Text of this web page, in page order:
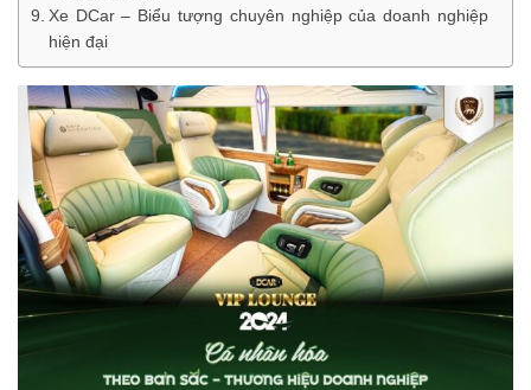
Xe DCar – Biểu tượng chuyên nghiệp của doanh nghiệp
hiện đại